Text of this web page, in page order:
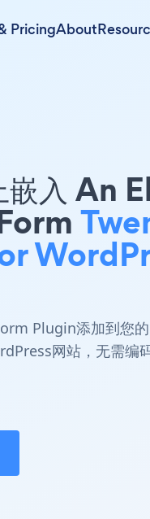
PricingAbout
嵌入 An
Plugin添加到您的
网站，无需编